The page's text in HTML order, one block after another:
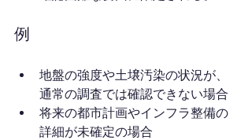
例
地盤の強度や土壌汚染の状況が、
通常の調査では確認できない場合
将来の都市計画やインフラ整備の
詳細が未確定の場合